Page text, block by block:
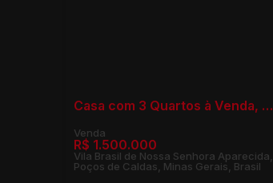
Casa com 3 Quartos à Venda, Vila Brasil de Nossa Senhora Aparecida - Poços de Caldas
R$ 1.500.000
Vila Brasil de Nossa Senhora Aparecida,
Poços de Caldas, Minas Gerais, Brasil